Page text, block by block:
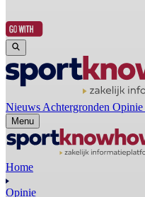
Nieuws Achtergronden Opinie
Menu
Home
Opinie